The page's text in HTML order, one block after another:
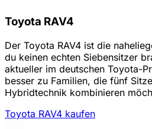
Toyota RAV4
Der Toyota RAV4 ist die
du keinen echten Siebensitzer
aktueller im deutschen Toyota-
besser zu Familien, die fünf
Hybridtechnik kombinieren
Toyota RAV4 kaufen